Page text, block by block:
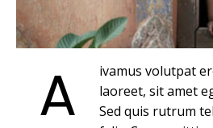
A
ivamus volutpat
laoreet, sit amet
Sed quis rutrum